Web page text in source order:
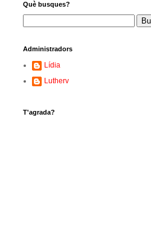
Què busques?
Administradors
Lídia
Lutherv
T'agrada?